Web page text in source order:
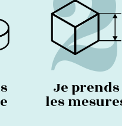
Je prends
les